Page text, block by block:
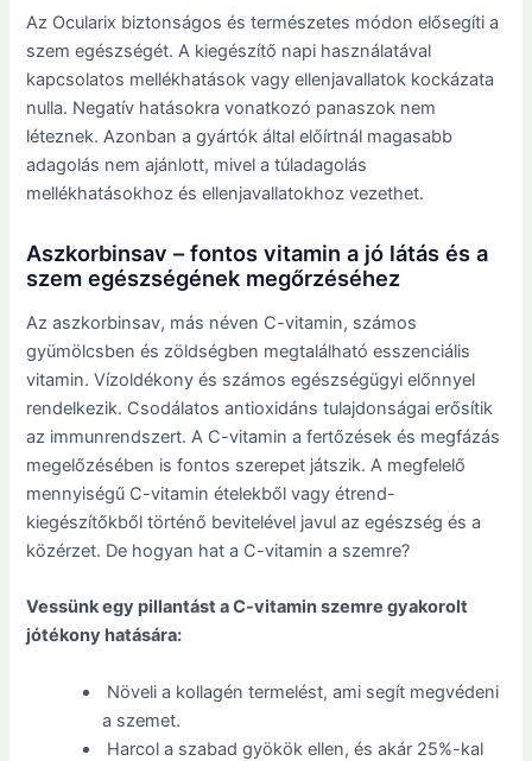
Az Ocularix biztonságos és természetes módon elősegíti a
szem egészségét. A kiegészítő napi használatával
kapcsolatos mellékhatások vagy ellenjavallatok kockázata
nulla. Negatív hatásokra vonatkozó panaszok nem
léteznek. Azonban a gyártók által előírtnál magasabb
adagolás nem ajánlott, mivel a túladagolás
mellékhatásokhoz és ellenjavallatokhoz vezethet.
Aszkorbinsav – fontos vitamin a jó látás és a
szem egészségének megőrzéséhez
Az aszkorbinsav, más néven C-vitamin, számos
gyümölcsben és zöldségben megtalálható esszenciális
vitamin. Vízoldékony és számos egészségügyi előnnyel
rendelkezik. Csodálatos antioxidáns tulajdonságai erősítik
az immunrendszert. A C-vitamin a fertőzések és megfázás
megelőzésében is fontos szerepet játszik. A megfelelő
mennyiségű C-vitamin ételekből vagy étrend-
kiegészítőkből történő bevitelével javul az egészség és a
közérzet. De hogyan hat a C-vitamin a szemre?
Vessünk egy pillantást a C-vitamin szemre gyakorolt
jótékony hatására:
Növeli a kollagén termelést, ami segít megvédeni
a szemet.
Harcol a szabad gyökök ellen, és akár 25%-kal